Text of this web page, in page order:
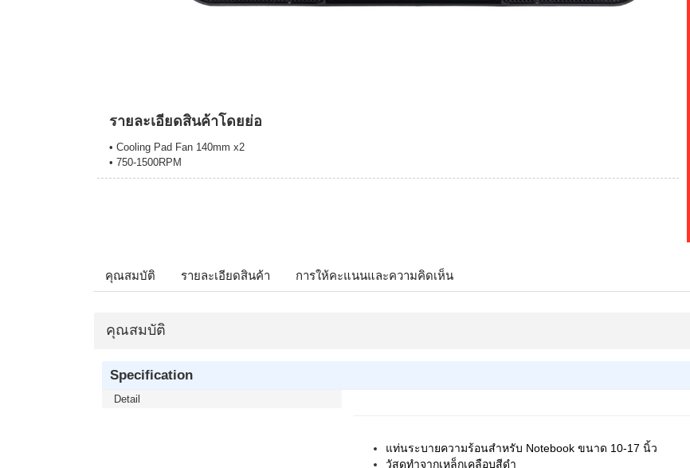
รายละเอียดสินค้าโดยย่อ
• Cooling Pad Fan 140mm x2
• 750-1500RPM
คุณสมบัติ รายละเอียดสินค้า การให้คะแนนและความคิดเห็น
คุณสมบัติ
Specification
Detail
แท่นระบายความร้อนสำหรับ Notebookขนาด 10-17 นิ้ว
วัสดุทำจากเหล็กเคลือบสีดำ